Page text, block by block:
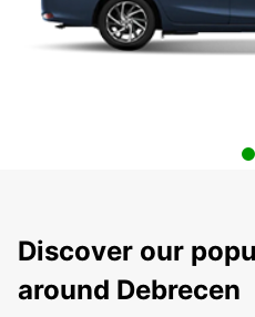
Discover our
around Debrecen